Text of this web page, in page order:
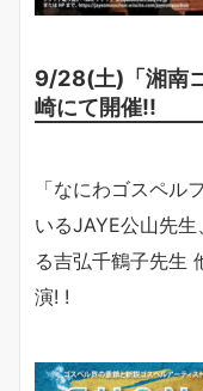
9/28(土)「湘南
崎にて開催!!
「なにわゴスペル
いるJAYE公山先
る吉弘千鶴子先生
演! !